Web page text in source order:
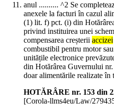
anul .......... ^2 Se
anexele la facturi în cazul
(1) lit. f) pct. (i) din
privind instituirea unei
compensarea creșterii accizei
combustibil pentru motor
unitățile electronice
din Hotărârea Guvernului
doar alimentările realizate în
HOTĂRÂRE nr. 153 din
[Corola-llms4eu/Law/